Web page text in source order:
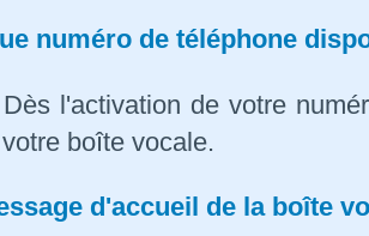
numéro de téléphone
l'activation de votre
boîte vocale.
d'accueil de la boîte